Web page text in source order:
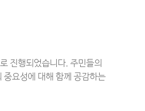
진행되었습니다. 주민들의
중요성에 대해 함께 공감하는